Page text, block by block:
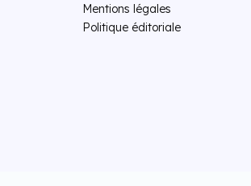
Mentions légales
Politique éditoriale